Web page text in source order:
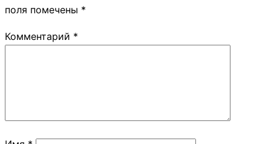
поля помечены *
Комментарий *